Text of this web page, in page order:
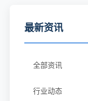
最新资讯
全部资讯
行业动态